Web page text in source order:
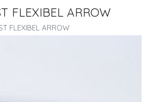
FLEXIBEL ARROW
FLEXIBEL ARROW